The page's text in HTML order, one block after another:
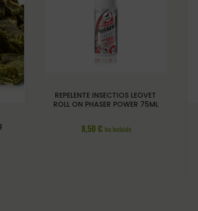
REPELENTE INSECTIOS LEOVET
ROLL ON PHASER POWER 75ML
8,50 € Iva Incluido